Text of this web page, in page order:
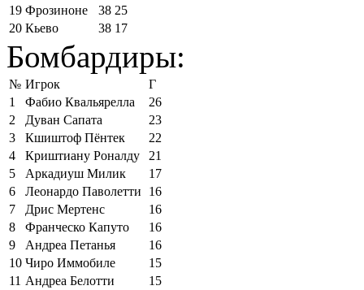
19 Фрозиноне 38 25
20 Кьево 38 17
Бомбардиры:
№ Игрок
Г
1
Фабио Квальярелла
26
2
Дуван Сапата
23
3
Кшиштоф Пёнтек
22
4
Криштиану Роналду
21
5
Аркадиуш Милик
17
6
Леонардо Паволетти
16
7
Дрис Мертенс
16
8
Франческо Капуто
16
9
Андреа Петанья
16
10 Чиро Иммобиле
15
11 Андреа Белотти
15